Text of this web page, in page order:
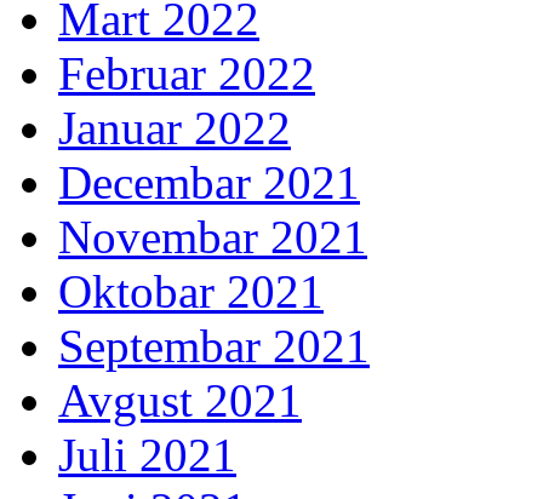
Mart 2022
Februar 2022
Januar 2022
Decembar 2021
Novembar 2021
Oktobar 2021
Septembar 2021
Avgust 2021
Juli 2021